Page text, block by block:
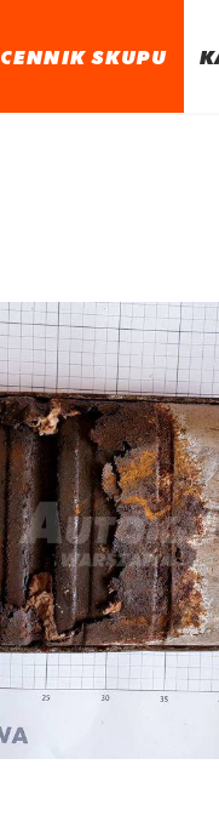
CENNIK SKUPU